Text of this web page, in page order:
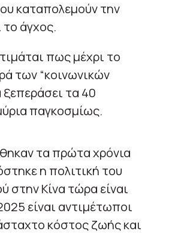
καταπολεμούν την
το άγχος.
πως μέχρι το
των “κοινωνικών
τα 40
παγκοσμίως.
τα πρώτα χρόνια
η πολιτική του
στην Κίνα τώρα είναι
είναι αντιμέτωποι
κόστος ζωής και